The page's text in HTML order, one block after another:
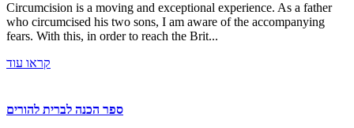
Circumcision is a moving and exceptional experience. As a father
who circumcised his two sons, I am aware of the accompanying
fears. With this, in order to reach the Brit...
קראו עוד
ספר הכנה לברית להורים